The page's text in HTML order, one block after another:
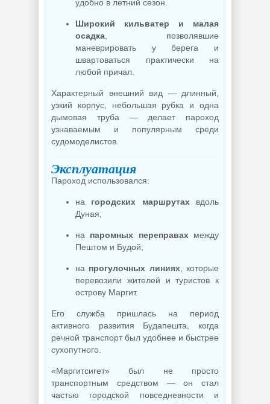
удобно в летний сезон.
Широкий кильватер и малая
осадка , позволявшие
маневрировать у берега и
швартоваться практически на
любой причал.
Характерный внешний вид — длинный,
узкий корпус, небольшая рубка и одна
дымовая труба — делает пароход
узнаваемым и популярным среди
судомоделистов.
Эксплуатация
Пароход использовался:
на городских маршрутахвдоль
Дуная;
на паромных переправахмежду
Пештом и Будой;
на прогулочных линиях, которые
перевозили жителей и туристов к
острову Маргит.
Его служба пришлась на период
активного развития Будапешта, когда
речной транспорт был удобнее и быстрее
сухопутного.
«Маргитсигет» был не просто
транспортным средством — он стал
частью городской повседневности и